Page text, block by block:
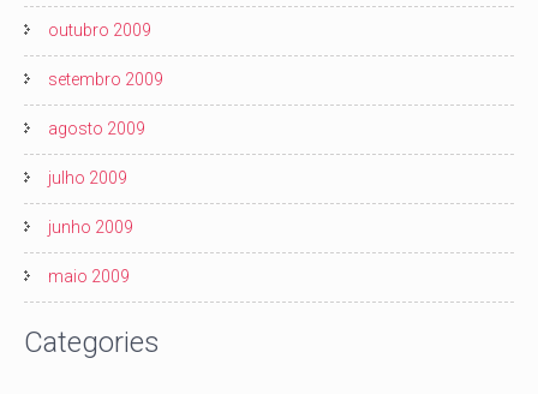
outubro 2009
setembro 2009
agosto 2009
julho 2009
junho 2009
maio 2009
Categories